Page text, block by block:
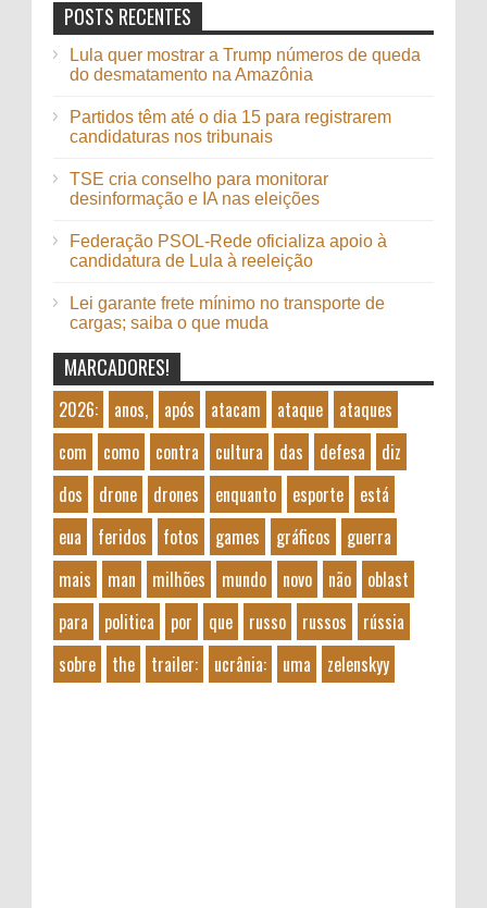
POSTS RECENTES
Lula quer mostrar a Trump números de queda
do desmatamento na Amazônia
Partidos têm até o dia 15 para registrarem
candidaturas nos tribunais
TSE cria conselho para monitorar
desinformação e IA nas eleições
Federação PSOL-Rede oficializa apoio à
candidatura de Lula à reeleição
Lei garante frete mínimo no transporte de
cargas; saiba o que muda
MARCADORES!
2026: anos, após atacam ataque
ataques
com
como contra cultura das defesa
diz
dos
drone drones enquanto esporte
está
eua
feridos fotos games gráficos
guerra
mais
man milhões mundo novo não
oblast
para
politica por que russo russos
rússia
sobre
the trailer: ucrânia: uma zelenskyy